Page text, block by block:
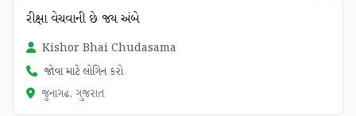
રીક્ષા વેચવાની છે જય અંબે
Kishor Bhai Chudasama
જોવા માટે લોગિન કરો
જુનાગઢ, ગુજરાત